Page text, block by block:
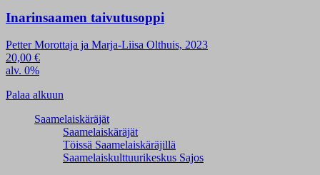
Inarinsaamen taivutusoppi
Petter Morottaja ja Marja-Liisa Olthuis, 2023
20,00 €
alv. 0%
Palaa alkuun
Saamelaiskäräjät
Saamelaiskäräjät
Töissä Saamelaiskäräjillä
Saamelaiskulttuuri­keskus Sajos